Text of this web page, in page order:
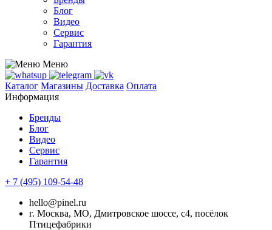
Блог
Видео
Сервис
Гарантия
Меню
Каталог Магазины Доставка Оплата
Информация
Бренды
Блог
Видео
Сервис
Гарантия
+ 7 (495) 109-54-48
hello@pinel.ru
г. Москва, МО, Дмитровское шоссе, с4, посёлок
Птицефабрики